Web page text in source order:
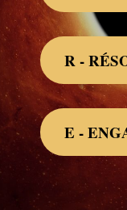
R -
E -